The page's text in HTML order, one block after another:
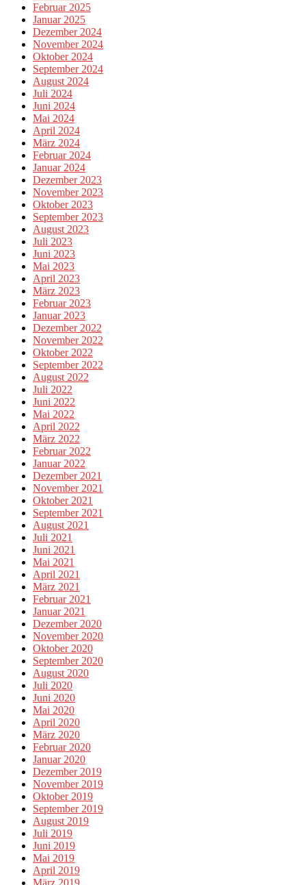
Februar 2025
Januar 2025
Dezember 2024
November 2024
Oktober 2024
September 2024
August 2024
Juli 2024
Juni 2024
Mai 2024
April 2024
März 2024
Februar 2024
Januar 2024
Dezember 2023
November 2023
Oktober 2023
September 2023
August 2023
Juli 2023
Juni 2023
Mai 2023
April 2023
März 2023
Februar 2023
Januar 2023
Dezember 2022
November 2022
Oktober 2022
September 2022
August 2022
Juli 2022
Juni 2022
Mai 2022
April 2022
März 2022
Februar 2022
Januar 2022
Dezember 2021
November 2021
Oktober 2021
September 2021
August 2021
Juli 2021
Juni 2021
Mai 2021
April 2021
März 2021
Februar 2021
Januar 2021
Dezember 2020
November 2020
Oktober 2020
September 2020
August 2020
Juli 2020
Juni 2020
Mai 2020
April 2020
März 2020
Februar 2020
Januar 2020
Dezember 2019
November 2019
Oktober 2019
September 2019
August 2019
Juli 2019
Juni 2019
Mai 2019
April 2019
März 2019